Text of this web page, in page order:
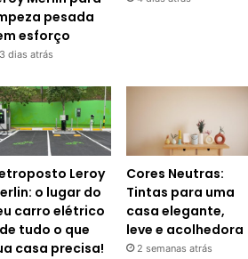
pesada
esforço
3 dias atrás
Leroy
o lugar do
carro elétrico
tudo o que
casa precisa!
Cores Neutras:
Tintas para uma
casa elegante,
leve e acolhedora
2 semanas atrás